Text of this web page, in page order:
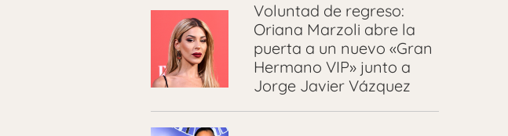
Voluntad de regreso:
Oriana Marzoli abre la
puerta a un nuevo «Gran
Hermano VIP» junto a
Jorge Javier Vázquez